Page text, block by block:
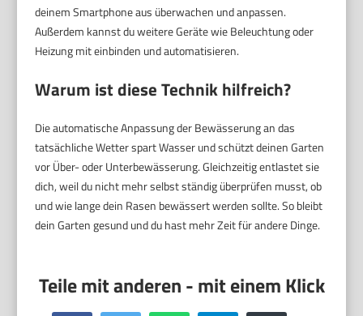
deinem Smartphone aus überwachen und anpassen.
Außerdem kannst du weitere Geräte wie Beleuchtung oder
Heizung mit einbinden und automatisieren.
Warum ist diese Technik hilfreich?
Die automatische Anpassung der Bewässerung an das
tatsächliche Wetter spart Wasser und schützt deinen Garten
vor Über- oder Unterbewässerung. Gleichzeitig entlastet sie
dich, weil du nicht mehr selbst ständig überprüfen musst, ob
und wie lange dein Rasen bewässert werden sollte. So bleibt
dein Garten gesund und du hast mehr Zeit für andere Dinge.